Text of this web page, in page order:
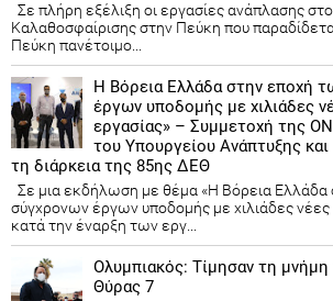
Σε πλήρη εξέλιξη οι εργασίες ανάπλασης
Καλαθοσφαίρισης στην Πεύκη που
Πεύκη πανέτοιμο...
Η Βόρεια Ελλάδα στην εποχή
έργων υποδομής με χιλιάδες
εργασίας» – Συμμετοχή της
του Υπουργείου Ανάπτυξης
τη διάρκεια της 85ης ΔΕΘ
Σε μια εκδήλωση με θέμα «Η Βόρεια Ελλάδα
σύγχρονων έργων υποδομής με χιλιάδες νέες
κατά την έναρξη των εργ...
Ολυμπιακός: Τίμησαν τη
Θύρας 7